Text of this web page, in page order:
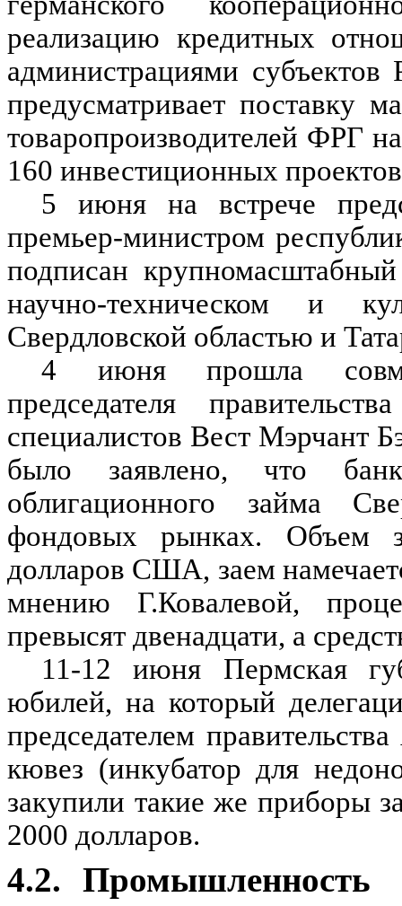
реализацию кредитных
администрациями
предусматривает поставку
товаропроизводителей ФРГ
160 инвестиционных
5 июня на встрече
премьер-министром
подписан
научно-техническом и
Свердловской областью и
4 июня прошла
председателя
специалистов Вест Мэрчант
было заявлено, что
облигационного займа
фондовых рынках. Объем
долларов США, заем
мнению Г.Ковалевой,
превысят двенадцати, а
11-12 июня Пермская
юбилей, на который
председателем
кювез (инкубатор для
закупили такие же приборы
2000 долларов.
4.2. Промышленность